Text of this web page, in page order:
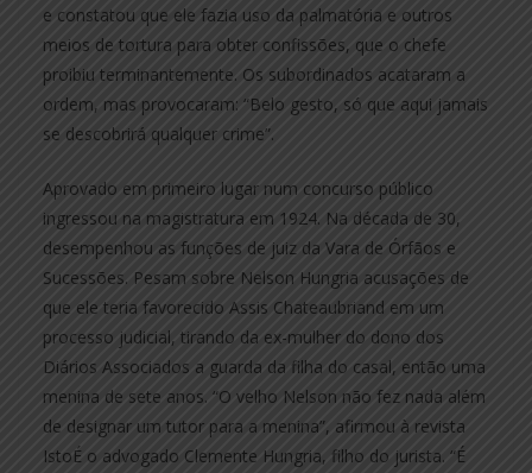
e constatou que ele fazia uso da palmatória e outros
meios de tortura para obter confissões, que o chefe
proibiu terminantemente. Os subordinados acataram a
ordem, mas provocaram: “Belo gesto, só que aqui jamais
se descobrirá qualquer crime”.
Aprovado em primeiro lugar num concurso público
ingressou na magistratura em 1924. Na década de 30,
desempenhou as funções de juiz da Vara de Órfãos e
Sucessões. Pesam sobre Nelson Hungria acusações de
que ele teria favorecido Assis Chateaubriand em um
processo judicial, tirando da ex-mulher do dono dos
Diários Associados a guarda da filha do casal, então uma
menina de sete anos. “O velho Nelson não fez nada além
de designar um tutor para a menina”, afirmou à revista
IstoÉ o advogado Clemente Hungria, filho do jurista. “É